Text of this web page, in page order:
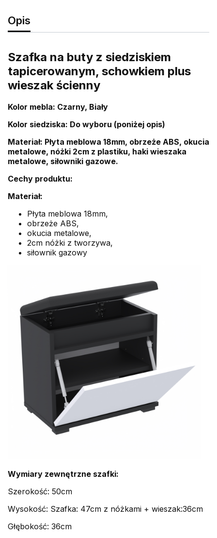
Opis
Szafka na buty z siedziskiem
tapicerowanym, schowkiem plus
wieszak ścienny
Kolor mebla: Czarny, Biały
Kolor siedziska: Do wyboru (poniżej opis)
Materiał: Płyta meblowa 18mm, obrzeże ABS, okucia
metalowe, nóżki 2cm z plastiku, haki wieszaka
metalowe, siłowniki gazowe.
Cechy produktu:
Materiał:
Płyta meblowa 18mm,
obrzeże ABS,
okucia metalowe,
2cm nóżki z tworzywa,
siłownik gazowy
Wymiary zewnętrzne szafki:
Szerokość: 50cm
Wysokość: Szafka: 47cm z nóżkami + wieszak:36cm
Głębokość: 36cm